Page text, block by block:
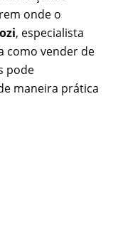
onde o
, especialista
como vender de
pode
maneira prática